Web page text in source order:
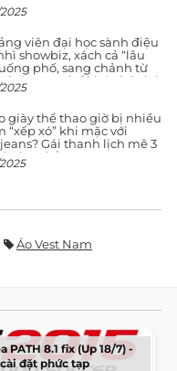
viên đại học sành điệu
showbiz, xách cả “lâu
phố, sang chảnh từ
đường ra phố khó ai đọ lại
giày thể thao giờ bị nhiều
“xếp xó” khi mặc với
Gái thanh lịch mê 3
hơn hẳn
Áo Vest Nam
PATH 8.1 fix (Up 18/7) -
đặt phức tạp